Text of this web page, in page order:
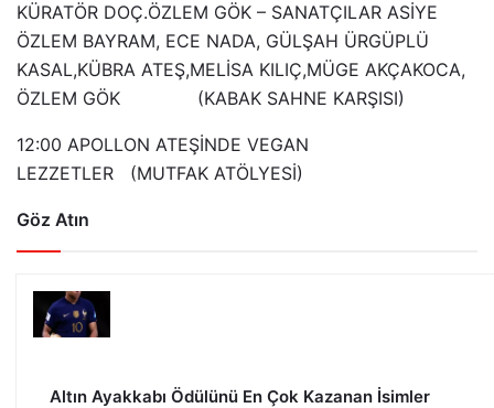
KÜRATÖR DOÇ.ÖZLEM GÖK – SANATÇILAR ASİYE
ÖZLEM BAYRAM, ECE NADA, GÜLŞAH ÜRGÜPLÜ
KASAL,KÜBRA ATEŞ,MELİSA KILIÇ,MÜGE AKÇAKOCA,
ÖZLEM GÖK (KABAK SAHNE KARŞISI)
12:00 APOLLON ATEŞİNDE VEGAN
LEZZETLER (MUTFAK ATÖLYESİ)
Göz Atın
Altın Ayakkabı Ödülünü En Çok Kazanan İsimler